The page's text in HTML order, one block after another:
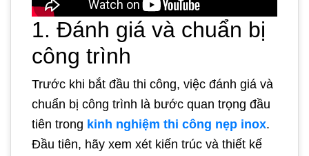
1. Đánh giá và chuẩn bị
công trình
Trước khi bắt đầu thi công, việc đánh giá và
chuẩn bị công trình là bước quan trọng đầu
tiên trong kinh nghiệm thi công nẹp inox.
Đầu tiên, hãy xem xét kiến trúc và thiết kế